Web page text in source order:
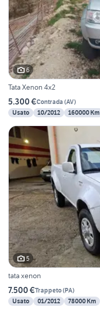
6
Tata Xenon 4x2
5.300 €Contrada (AV)
Usato
10/2012 160000 Km
5
tata xenon
7.500 €Trappeto(PA)
Usato
01/2012 78000 Km